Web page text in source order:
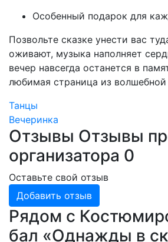
Особенный подарок для
Позвольте сказке унести вас
оживают, музыка наполняет
вечер навсегда останется в
любимая страница из волшебной
Танцы
Вечеринка
Отзывы Отзывы
организатора 0
Оставьте свой отзыв
Добавить отзыв
Рядом с
бал «Однажды в